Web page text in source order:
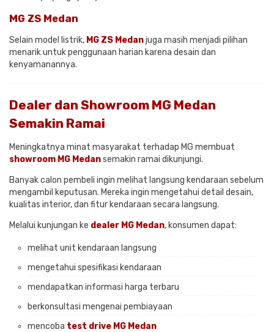
MG ZS Medan
Selain model listrik, MG ZS Medanjuga masih menjadi pilihan
menarik untuk penggunaan harian karena desain dan
kenyamanannya.
Dealer dan Showroom MG Medan
Semakin Ramai
Meningkatnya minat masyarakat terhadap MG membuat
showroom MG Medansemakin ramai dikunjungi.
Banyak calon pembeli ingin melihat langsung kendaraan sebelum
mengambil keputusan. Mereka ingin mengetahui detail desain,
kualitas interior, dan fitur kendaraan secara langsung.
Melalui kunjungan ke dealer MG Medan, konsumen dapat:
melihat unit kendaraan langsung
mengetahui spesifikasi kendaraan
mendapatkan informasi harga terbaru
berkonsultasi mengenai pembiayaan
mencoba test drive MG Medan